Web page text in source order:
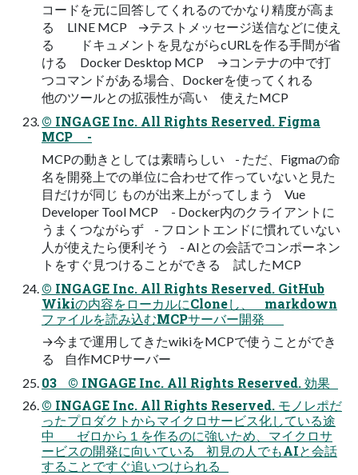
コードを元に回答してくれるのでかなり精度が高ま
る LINE MCP →テストメッセージ送信などに使え
る ドキュメントを見ながらcURLを作る手間が省
ける Docker Desktop MCP →コンテナの中で打
つコマンドがある場合、Dockerを使ってくれる
他のツールとの拡張性が高い 使えたMCP
© INGAGE Inc. All Rights Reserved. Figma
MCP -
MCPの動きとしては素晴らしい - ただ、Figmaの命
名を開発上での単位に合わせて作っていないと見た
目だけが同じ ものが出来上がってしまう Vue
Developer Tool MCP - Docker内のクライアントに
うまくつながらず - フロントエンドに慣れていない
人が使えたら便利そう - AIとの会話でコンポーネン
トをすぐ見つけることができる 試したMCP
© INGAGE Inc. All Rights Reserved. GitHub
Wikiの内容をローカルにCloneし、 markdown
ファイルを読み込むMCPサーバー開発
→今まで運用してきたwikiをMCPで使うことができ
る 自作MCPサーバー
03 © INGAGE Inc. All Rights Reserved. 効果
© INGAGE Inc. All Rights Reserved. モノレポだ
ったプロダクトからマイクロサービス化している途
中 ゼロから１を作るのに強いため、マイクロサ
ービスの開発に向いている 初見の人でもAIと会話
することですぐ追いつけられる